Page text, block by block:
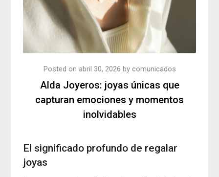
Alda Joyeros: joyas únicas que
capturan emociones y momentos
inolvidables
Posted on abril 30, 2026 by comunicados
El significado profundo de regalar
joyas